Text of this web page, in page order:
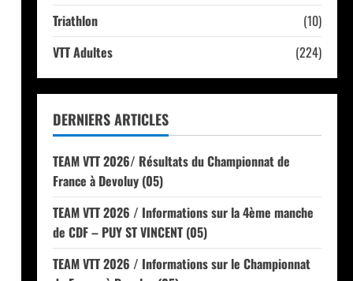
Triathlon
(10)
VTT Adultes
(224)
DERNIERS ARTICLES
TEAM VTT 2026/ Résultats du Championnat de
France à Devoluy (05)
TEAM VTT 2026 / Informations sur la 4ème manche
de CDF – PUY ST VINCENT (05)
TEAM VTT 2026 / Informations sur le Championnat